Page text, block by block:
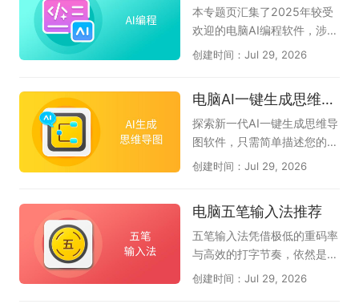
360AI办公、Cherry Studio
等工具，帮助你找到适合自己
家有帮助。如果您觉得好用的
话，可以收藏本专题。如果在
请联系软件客服反馈。（此专
推荐10款。）
效算力赋能电脑智能操作，一
站式了解热门电脑智能体工
具。
本专题页汇集了2025年较受
欢迎的电脑AI编程软件，涉及
CodeBuddy腾讯云代码助
e、豆包AI编程、夸克AI编
程、Cursor、CodeGeeX插
件等AI编程工具下载推荐。无
论您是初学者还是专业开发
题。
创建时间：Jul 29, 2026
电脑AI一键生成思维导图软件大全
探索新一代AI一键生成思维导
图软件，只需简单描述您的核
心主题，AI便能即刻为您构建
读书笔记、创意策划、项目规
划还是知识整理，即可智能生
成结构清晰的思维导图，帮您
自动化梳理思路，大幅节省时
间，让创意和逻辑完美结合。
创建时间：Jul 29, 2026
电脑五笔输入法推荐
五笔输入法凭借极低的重码率
与高效的打字节奏，依然是许
多文字工作者和专业人士的首
创建时间：Jul 29, 2026